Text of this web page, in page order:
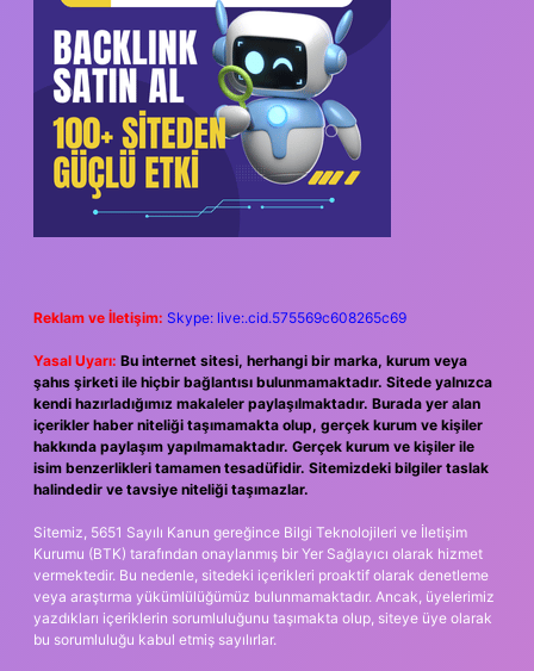
Reklam ve İletişim: Skype: live:.cid.575569c608265c69
Yasal Uyarı: Bu internet sitesi, herhangi bir marka, kurum veya
şahıs şirketi ile hiçbir bağlantısı bulunmamaktadır. Sitede yalnızca
kendi hazırladığımız makaleler paylaşılmaktadır. Burada yer alan
içerikler haber niteliği taşımamakta olup, gerçek kurum ve kişiler
hakkında paylaşım yapılmamaktadır. Gerçek kurum ve kişiler ile
isim benzerlikleri tamamen tesadüfidir. Sitemizdeki bilgiler taslak
halindedir ve tavsiye niteliği taşımazlar.
Sitemiz, 5651 Sayılı Kanun gereğince Bilgi Teknolojileri ve İletişim
Kurumu (BTK) tarafından onaylanmış bir Yer Sağlayıcı olarak hizmet
vermektedir. Bu nedenle, sitedeki içerikleri proaktif olarak denetleme
veya araştırma yükümlülüğümüz bulunmamaktadır. Ancak, üyelerimiz
yazdıkları içeriklerin sorumluluğunu taşımakta olup, siteye üye olarak
bu sorumluluğu kabul etmiş sayılırlar.